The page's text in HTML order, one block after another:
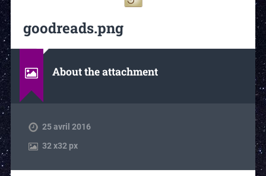
goodreads.png
About the attachment
25 avril 2016
32x32 px